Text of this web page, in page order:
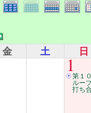
金 土 日
1第１
ル
打ち